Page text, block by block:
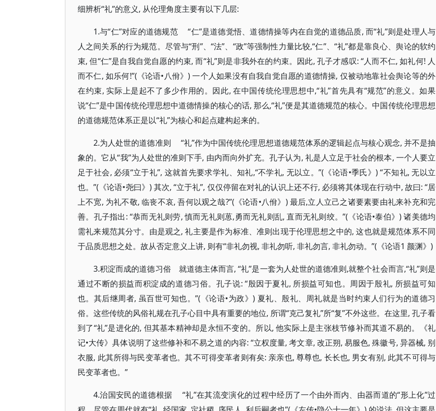
细辨析“礼”的意义, 从伦理角度主要有以下几层:
1.与“仁”对应的道德规范 “仁”是道德觉悟、道德情操等内在自觉的道德品质, 而“礼”则是处理人与
人之间关系的行为规范。尽管与“刑”、“法”、“政”等强制性力量比较,“仁”、“礼”都是靠良心、舆论的软约
束, 但“仁”是自我自觉自愿的约束, 而“礼”则是非我外在的约束。因此, 孔子才感叹: “人而不仁, 如礼何! 人
而不仁, 如乐何!”(《论语•八佾》) 一个人如果没有自我自觉自愿的道德情操, 仅被动地靠社会舆论等的外
在约束, 实际上是起不了多少作用的。因此, 在中国传统伦理思想中,“礼”首先具有“规范”的意义。如果
说“仁”是中国传统伦理思想中道德情操的核心的话, 那么,“礼”便是其道德规范的核心。中国传统伦理思想
的道德规范体系正是以“礼”为核心和起点建构起来的。
2.为人处世的道德准则 “礼”作为中国传统伦理思想道德规范体系的逻辑起点与核心观念, 并不是抽
象的。它从“我”为人处世的准则下手, 由内而向外扩充。孔子认为, 礼是人立足于社会的根本, 一个人要立
足于社会, 必须“立于礼”, 这就首先要求学礼、知礼,“不学礼, 无以立。”(《论语•季氏》) “不知礼, 无以立
也。”(《论语•尧曰》) 其次, “立于礼”, 仅仅停留在对礼的认识上还不行, 必须将其体现在行动中, 故曰: “居
上不宽, 为礼不敬, 临丧不哀, 吾何以观之哉?”(《论语•八佾》) 最后,立人立己之诸要素要由礼来补充和完
善。孔子指出: “恭而无礼则劳, 慎而无礼则葸,勇而无礼则乱, 直而无礼则绞。”(《论语•泰伯》) 诸美德均
需礼来规范其分寸。由是观之, 礼主要是作为标准、准则出现于伦理思想之中的, 这也就是规范体系不同
于品质思想之处。故从否定意义上讲, 则有“非礼勿视, 非礼勿听, 非礼勿言, 非礼勿动。”(《论语1 颜渊》)
3.积淀而成的道德习俗 就道德主体而言, “礼”是一套为人处世的道德准则,就整个社会而言,“礼”则是
通过不断的损益而积淀成的道德习俗。孔子说: “殷因于夏礼, 所损益可知也。周因于殷礼, 所损益可知
也。其后继周者, 虽百世可知也。”(《论语•为政》) 夏礼、殷礼、周礼就是当时约束人们行为的道德习
俗。这些传统的风俗礼规在孔子心目中具有重要的地位, 所谓“克己复礼”所“复”不外这些。在这里, 孔子看
到了“礼”是进化的, 但其基本精神却是永恒不变的。所以, 他实际上是主张枝节修补而其道不易的。《礼
记•大传》具体说明了这些修补和不易之道的内容: “立权度量, 考文章, 改正朔, 易服色, 殊徽号, 异器械, 别
衣服, 此其所得与民变革者也。其不可得变革者则有矣: 亲亲也, 尊尊也, 长长也, 男女有别, 此其不可得与
民变革者也。”
4.治国安民的道德根据 “礼”在其流变演化的过程中经历了一个由外而内、由器而道的“形上化”过